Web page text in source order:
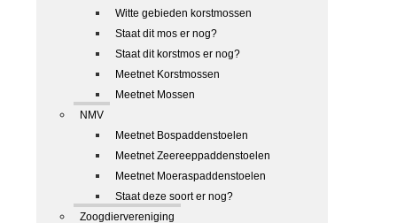
Witte gebieden korstmossen
Staat dit mos er nog?
Staat dit korstmos er nog?
Meetnet Korstmossen
Meetnet Mossen
NMV
Meetnet Bospaddenstoelen
Meetnet Zeereeppaddenstoelen
Meetnet Moeraspaddenstoelen
Staat deze soort er nog?
Zoogdiervereniging